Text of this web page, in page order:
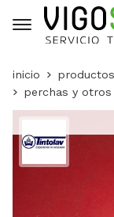
inicio
perchas y otros